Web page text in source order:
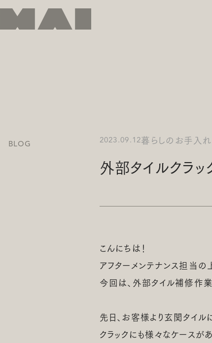
BLOG 2023.09.12暮らしのお手入れ
外部タイルクラッ
こんにちは！
アフターメンテナンス担当の
今回は、外部タイル補修作
先日、お客様より玄関タイル
クラックにも様々なケース